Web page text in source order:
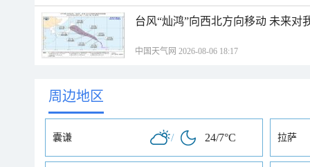
台风“灿鸿”向西北方向移动 未来对
中国天气网 2026-08-06 18:17
周边地区
囊谦 / 24/7°C 拉萨